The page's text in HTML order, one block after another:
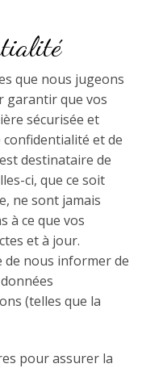
que nous jugeons
garantir que vos
sécurisée et
et de
destinataire de
ci, que ce soit
ne sont jamais
à ce que vos
et à jour.
de nous informer de
(telles que la
pour assurer la